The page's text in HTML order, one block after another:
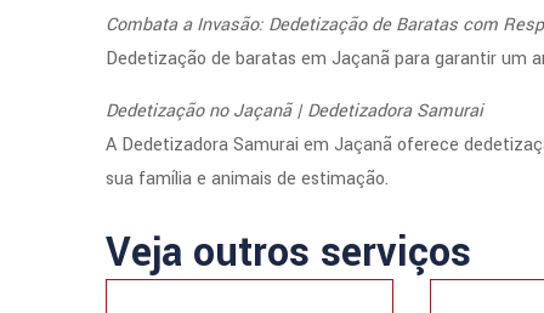
Combata a Invasão: Dedetização de Baratas com
Dedetização de baratas em Jaçanã para garantir um
Dedetização no Jaçanã | Dedetizadora Samurai
A Dedetizadora Samurai em Jaçanã oferece
sua família e animais de estimação.
Veja outros serviços